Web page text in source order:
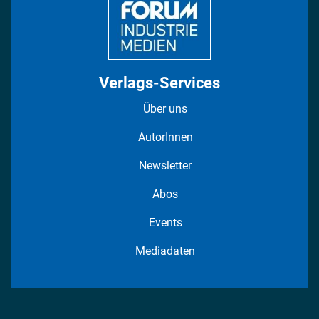
Verlags-Services
Über uns
AutorInnen
Newsletter
Abos
Events
Mediadaten